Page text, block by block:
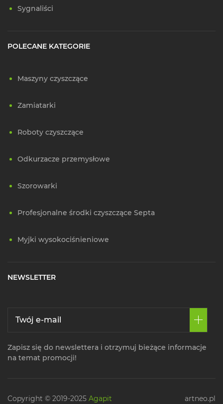
Sygnaliści
POLECANE KATEGORIE
Maszyny czyszczące
Zamiatarki
Roboty czyszczące
Odkurzacze przemysłowe
Szorowarki
Profesjonalne środki czyszczące Septa
Myjki wysokociśnieniowe
NEWSLETTER
Zapisz się do newslettera i otrzymuj bieżące informacje
na temat promocji!
Copyright © 2019-2025 Agapit artneo.pl